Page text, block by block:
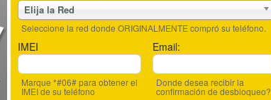
Elija la Red
Seleccione la red donde ORIGINALMENTE compró su teléfono.
IMEI
Marque *#06# para obtener el
IMEI de su teléfono
Email:
Donde desea recibir la
confirmación de desbloqueo?